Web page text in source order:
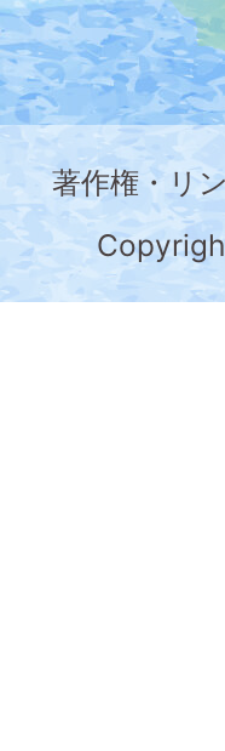
地
図。
神
奈
川
県
の
著作権・リ